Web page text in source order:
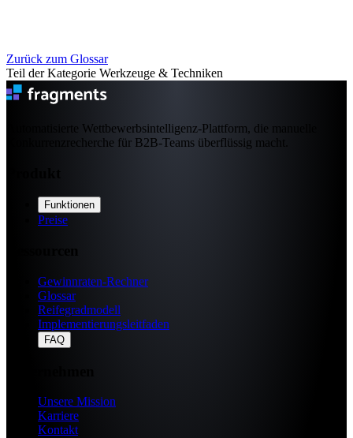
Zurück zum Glossar
Teil der Kategorie Werkzeuge & Techniken
Automatisierte Wettbewerbsintelligenz-Plattform, die manuelle
Konkurrenzrecherche für B2B-Teams überflüssig macht.
Funktionen
Preise
Gewinnraten-Rechner
Glossar
Reifegradmodell
Implementierungsleitfaden
FAQ
Unsere Mission
Karriere
Kontakt